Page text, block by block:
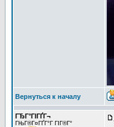
Вернуться к началу
ГЂГ°ГІГҐГ¬
ГЊГ®Г¤ГҐГ°Г ГІГ®Г°